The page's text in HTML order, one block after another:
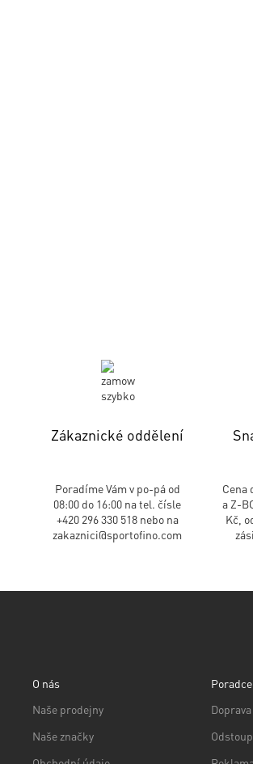
Zákaznické oddělení
Poradíme Vám v po-pá od
08:00 do 16:00 na tel. čísle
+420 296 330 518 nebo na
zakaznici@sportofino.com
Cena
a Z-
Kč,
O nás
Naše prodejny
Naše značky